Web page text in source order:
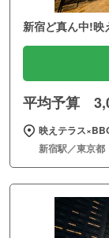
新宿ど真ん中!映
平均予算
映えテラス
新宿駅／東京都